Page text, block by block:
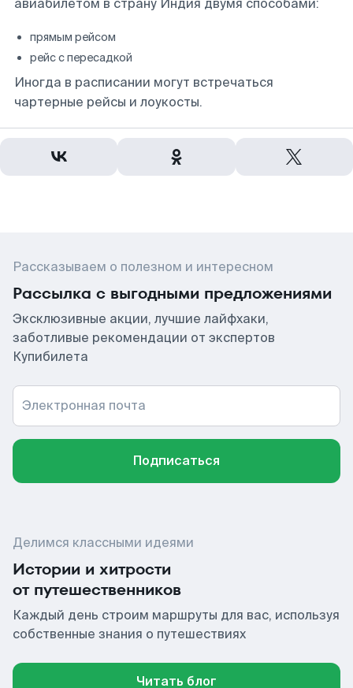
авиабилетом в страну Индия двумя способами:
прямым рейсом
рейс с пересадкой
Иногда в расписании могут встречаться
чартерные рейсы и лоукосты.
Рассказываем о полезном и интересном
Рассылка с выгодными предложениями
Эксклюзивные акции, лучшие лайфхаки,
заботливые рекомендации от экспертов
Купибилета
Электронная почта
Подписаться
Делимся классными идеями
Истории и хитрости
от путешественников
Каждый день строим маршруты для вас, используя
собственные знания о путешествиях
Читать блог